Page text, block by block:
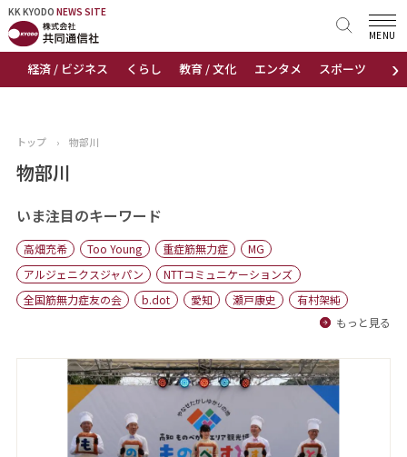
KK KYODO NEWS SITE
›
経済 / ビジネス くらし 教育 / 文化 エンタメ スポーツ 地域
MENU
KK KYODONEWS SITE
トップページ
ニュース
おすすめコンテンツ
出版物
会社概要
トップ › 物部川
物部川
いま注目のキーワード
高畑充希 Too Young 重症筋無力症
MG
アルジェニクスジャパン
NTTコミュニケーションズ
全国筋無力症友の会
b.dot 愛知 瀬戸康史
有村架純
もっと見る